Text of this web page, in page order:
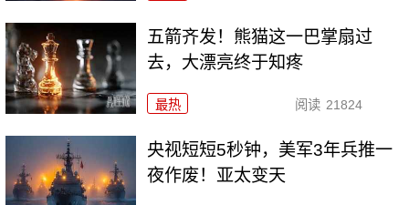
五箭齐发！熊猫这一巴掌扇过
去，大漂亮终于知疼
最热 阅读 21824
央视短短5秒钟，美军3年兵推一
夜作废！亚太变天